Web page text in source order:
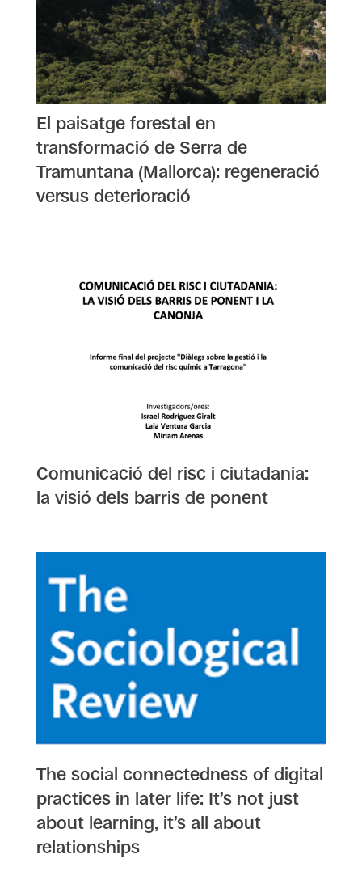
El paisatge forestal en
transformació de Serra de
Tramuntana (Mallorca): regeneració
versus deterioració
Comunicació del risc i ciutadania:
la visió dels barris de ponent
The social connectedness of digital
practices in later life: It’s not just
about learning, it’s all about
relationships